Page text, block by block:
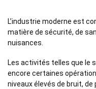
L’industrie moderne est
matière de sécurité, de
nuisances.
Les activités telles que le
encore certaines
niveaux élevés de bruit,